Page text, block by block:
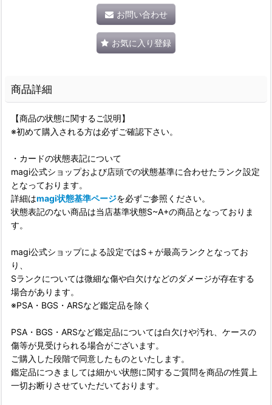
お問い合わせ
お気に入り登録
商品詳細
【商品の状態に関するご説明】
※初めて購入される方は必ずご確認下さい。
・カードの状態表記について
magi公式ショップおよび店頭での状態基準に合わせたランク設定
となっております。
詳細はmagi状態基準ページを必ずご参照ください。
状態表記のない商品は当店基準状態S~A+の商品となっておりま
す。
magi公式ショップによる設定ではS＋が最高ランクとなってお
り、
Sランクについては微細な傷や白欠けなどのダメージが存在する
場合があります。
※PSA・BGS・ARSなど鑑定品を除く
PSA・BGS・ARSなど鑑定品については白欠けや汚れ、ケースの
傷等が見受けられる場合がございます。
ご購入した段階で同意したものといたします。
鑑定品につきましては細かい状態に関するご質問を商品の性質上
一切お断りさせていただいております。